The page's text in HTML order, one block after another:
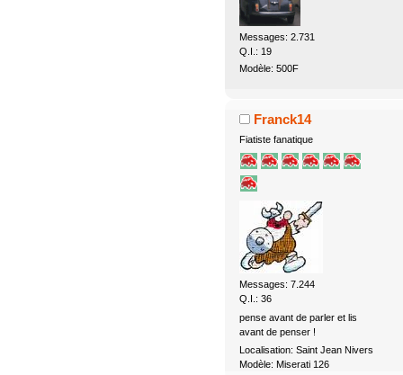
Messages: 2.731
Q.I.: 19
Modèle: 500F
Franck14
Fiatiste fanatique
Messages: 7.244
Q.I.: 36
pense avant de parler et lis
avant de penser !
Localisation: Saint Jean Nivers
Modèle: Miserati 126